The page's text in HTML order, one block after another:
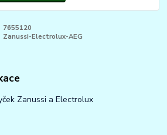
7655120
Zanussi-Electrolux-AEG
Zanussi a Electrolux